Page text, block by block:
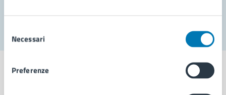
delNecessari
Preferenze